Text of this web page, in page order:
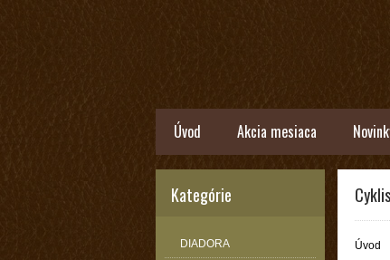
Úvod Akcia mesiaca
Kategórie
DIADORA Úvod